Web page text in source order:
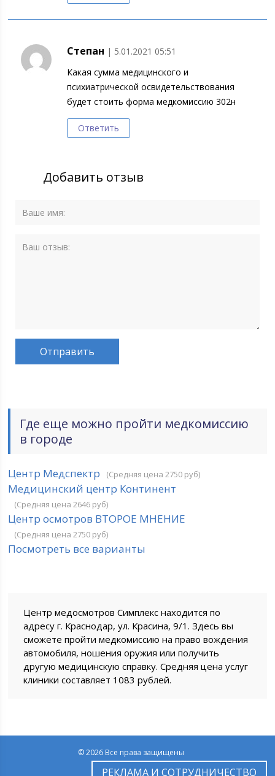
Степан | 5.01.2021 05:51
Какая сумма медицинского и
психиатрической освидетельствования
будет стоить форма медкомиссию 302н
Ответить
Добавить отзыв
Где еще можно пройти медкомиссию
в городе
Центр Медспектр (Средняя цена 2750 руб)
Медицинский центр Континент
(Средняя цена 2646 руб)
Центр осмотров ВТОРОЕ МНЕНИЕ
(Средняя цена 2750 руб)
Посмотреть все варианты
Центр медосмотров Симплекс находится по
адресу г. Краснодар, ул. Красина, 9/1. Здесь вы
сможете пройти медкомиссию на право вождения
автомобиля, ношения оружия или получить
другую медицинскую справку. Средняя цена услуг
клиники составляет 1083 рублей.
© 2026 Все права защищены
РЕКЛАМА И СОТРУДНИЧЕСТВО